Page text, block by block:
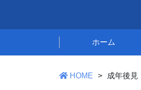
ホーム
HOME 成年後見